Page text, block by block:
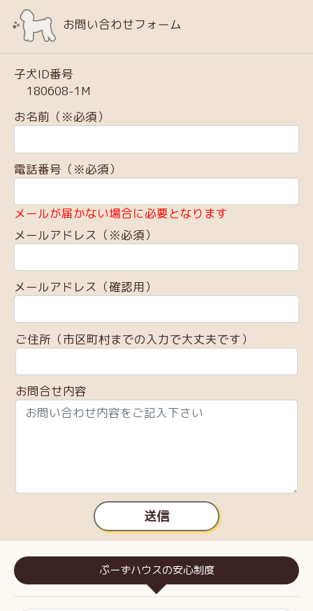
お問い合わせフォーム
子犬ID番号
180608-1M
お名前（※必須）
電話番号（※必須）
メールが届かない場合に必要となります
メールアドレス（※必須）
メールアドレス（確認用）
ご住所（市区町村までの入力で大丈夫です）
お問合せ内容
送信
ぷーずハウスの安心制度